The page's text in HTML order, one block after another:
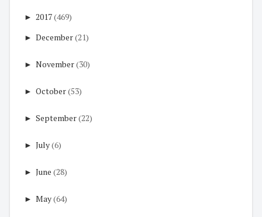
► 2017(469)
► December(21)
► November(30)
► October(53)
► September(22)
► July(6)
► June (28)
► May(64)